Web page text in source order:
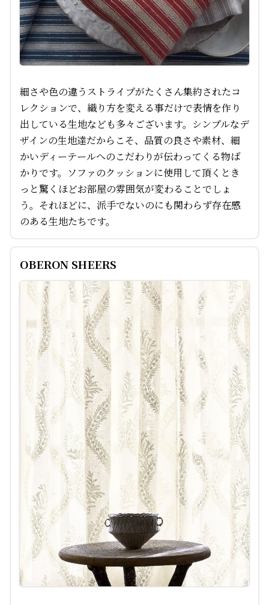
細さや色の違うストライプがたくさん集約されたコ
レクションで、織り方を変える事だけで表情を作り
出している生地なども多々ございます。シンプルなデ
ザインの生地達だからこそ、品質の良さや素材、細
かいディーテールへのこだわりが伝わってくる物ば
かりです。ソファのクッションに使用して頂くとき
っと驚くほどお部屋の雰囲気が変わることでしょ
う。それほどに、派手でないのにも関わらず存在感
のある生地たちです。
OBERON SHEERS